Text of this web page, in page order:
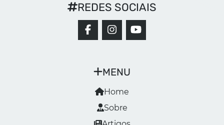
MENU
Home
Sobre
REDES SOCIAIS